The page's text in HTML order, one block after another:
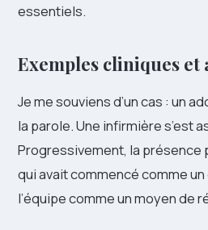
essentiels.
Exemples cliniques et
Je me souviens d’un cas : un
la parole. Une infirmière s’est
Progressivement, la présence
qui avait commencé comme
l’équipe comme un moyen de